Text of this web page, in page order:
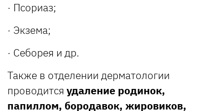
· Псориаз;
· Экзема;
· Себорея и др.
Также в отделении дерматологии
проводится удаление родинок,
папиллом, бородавок, жировиков,